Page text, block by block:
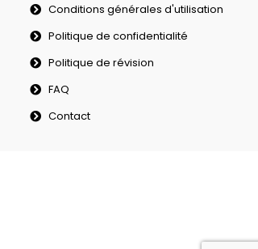
Conditions générales d'utilisation
Politique de confidentialité
Politique de révision
FAQ
Contact